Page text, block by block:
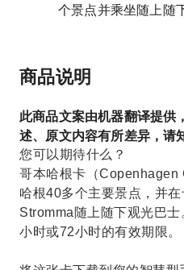
个景点并乘坐随上随
商品说明
此商品文案由机器翻译提供
述、原文内容有所差异，请
您可以期待什么？
哥本哈根卡（Copenhagen
哈根40多个主要景点，并
Stromma随上随下观光巴
小时或72小时的有效期限。